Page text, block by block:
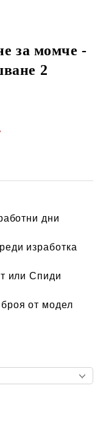
за момче -
2
дни
изработка
или Спиди
от модел